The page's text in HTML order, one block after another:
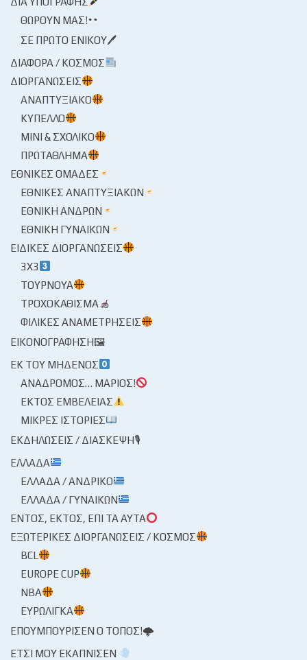
ΘΩΡΟΎΝ ΜΑΣ!
ΣΕ ΠΡΏΤΟ ΕΝΙΚΟΎ🖊
ΔΙΆΦΟΡΑ / ΚΌΣΜΟΣ
ΔΙΟΡΓΑΝΏΣΕΙΣ
ΑΝΑΠΤΥΞΙΑΚΌ
ΚΎΠΕΛΛΟ
ΜΊΝΙ & ΣΧΟΛΙΚΌ
ΠΡΩΤΆΘΛΗΜΑ
ΕΘΝΙΚΈΣ ΟΜΆΔΕΣ
ΕΘΝΙΚΈΣ ΑΝΑΠΤΥΞΙΑΚΏΝ
ΕΘΝΙΚΉ ΑΝΔΡΏΝ
ΕΘΝΙΚΉ ΓΥΝΑΙΚΏΝ
ΕΙΔΙΚΈΣ ΔΙΟΡΓΑΝΏΣΕΙΣ
3X3
ΤΟΥΡΝΟΥΆ
ΤΡΟΧΟΚΆΘΙΣΜΑ
ΦΙΛΙΚΈΣ ΑΝΑΜΕΤΡΉΣΕΙΣ
ΕΙΚΟΝΟΓΡΆΦΗΣΗ🖼
ΕΚ ΤΟΥ ΜΗΔΕΝΌΣ
ΑΝΆΔΡΟΜΟΣ… ΜΆΡΙΟΣ!
ΕΚΤΌΣ ΕΜΒΈΛΕΙΑΣ
ΜΙΚΡΈΣ ΙΣΤΟΡΊΕΣ
ΕΚΔΗΛΏΣΕΙΣ / ΔΙΆΣΚΕΨΗ🎙
ΕΛΛΆΔΑ
ΕΛΛΆΔΑ / ΑΝΔΡΙΚΌ
ΕΛΛΆΔΑ / ΓΥΝΑΙΚΏΝ
ΕΝΤΌΣ, ΕΚΤΌΣ, ΕΠΊ ΤΑ ΑΥΤΆ
ΕΞΩΤΕΡΙΚΈΣ ΔΙΟΡΓΑΝΏΣΕΙΣ / ΚΌΣΜΟΣ
BCL
EUROPE CUP
NBA
ΕΥΡΩΛΊΓΚΑ
ΕΠΟΥΜΠΟΎΡΙΣΕΝ Ο ΤΌΠΟΣ!🌩
ΈΤΣΙ ΜΟΥ ΕΚΆΠΝΙΣΕΝ